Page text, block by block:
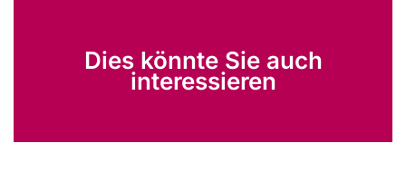
Dies könnte Sie auch
interessieren